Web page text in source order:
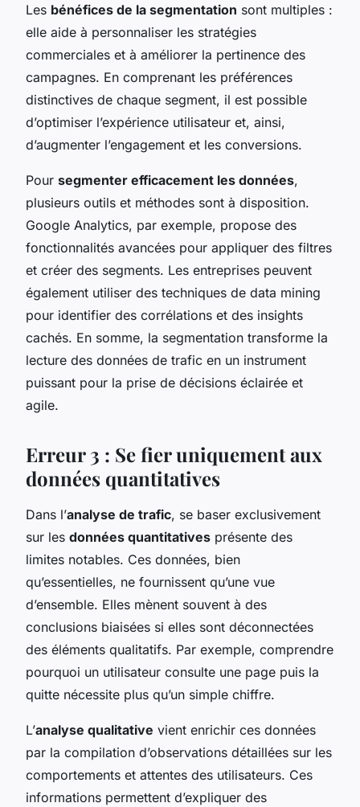
Les bénéfices de la segmentation sont multiples :
elle aide à personnaliser les stratégies
commerciales et à améliorer la pertinence des
campagnes. En comprenant les préférences
distinctives de chaque segment, il est possible
d’optimiser l’expérience utilisateur et, ainsi,
d’augmenter l’engagement et les conversions.
Pour segmenter efficacement les données,
plusieurs outils et méthodes sont à disposition.
Google Analytics, par exemple, propose des
fonctionnalités avancées pour appliquer des filtres
et créer des segments. Les entreprises peuvent
également utiliser des techniques de data mining
pour identifier des corrélations et des insights
cachés. En somme, la segmentation transforme la
lecture des données de trafic en un instrument
puissant pour la prise de décisions éclairée et
agile.
Erreur 3 : Se fier uniquement aux
données quantitatives
Dans l’analyse de trafic, se baser exclusivement
sur les données quantitatives présente des
limites notables. Ces données, bien
qu’essentielles, ne fournissent qu’une vue
d’ensemble. Elles mènent souvent à des
conclusions biaisées si elles sont déconnectées
des éléments qualitatifs. Par exemple, comprendre
pourquoi un utilisateur consulte une page puis la
quitte nécessite plus qu’un simple chiffre.
L’analyse qualitative vient enrichir ces données
par la compilation d’observations détaillées sur les
comportements et attentes des utilisateurs. Ces
informations permettent d’expliquer des